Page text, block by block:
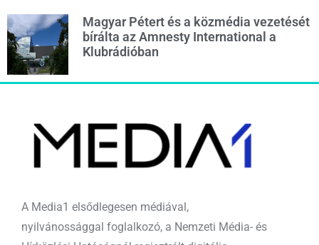
Magyar Pétert és a közmédia vezetését
bírálta az Amnesty International a
Klubrádióban
A Media1 elsődlegesen médiával,
nyilvánossággal foglalkozó, a Nemzeti Média- és